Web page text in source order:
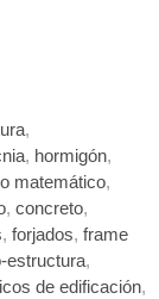
,
, hormigón,
matemático,
, concreto,
, forjados, frame
estructura,
de edificación,